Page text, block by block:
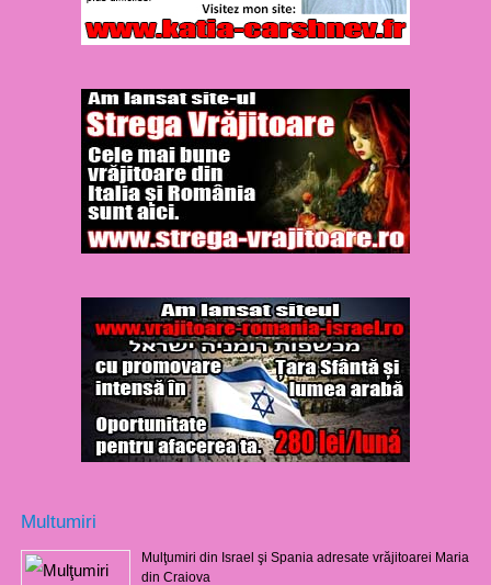
Multumiri
Mulţumiri din Israel şi Spania adresate vrăjitoarei Maria
din Craiova